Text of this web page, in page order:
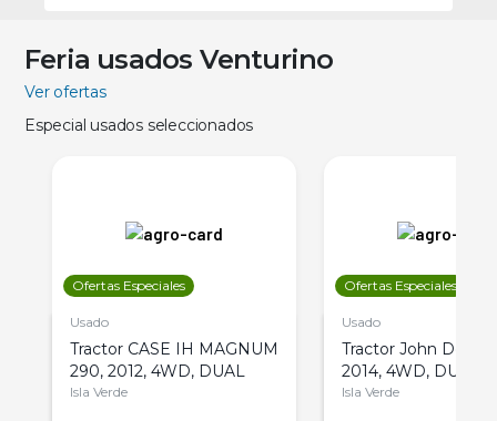
Feria usados Venturino
Ver ofertas
Especial usados seleccionados
Ofertas Especiales
Usado
Tractor CASE IH MAGNUM
290, 2012, 4WD, DUAL
Isla Verde
Ofertas Especiales
Usado
Tractor John Deere
2014, 4WD, DUAL
Isla Verde